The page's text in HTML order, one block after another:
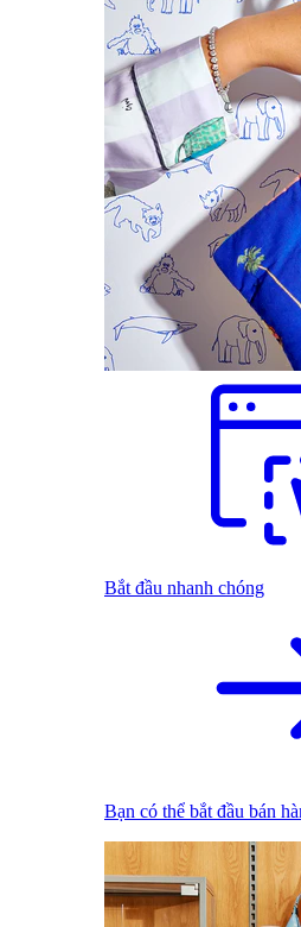
Bắt đầu nhanh chóng
Bạn có thể bắt đầu bán